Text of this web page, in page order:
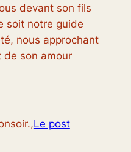
devant son fils
soit notre guide
nous approchant
de son amour
Le post